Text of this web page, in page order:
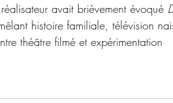
avait brièvement évoqué
histoire familiale, télévision
théâtre filmé et expérimentation